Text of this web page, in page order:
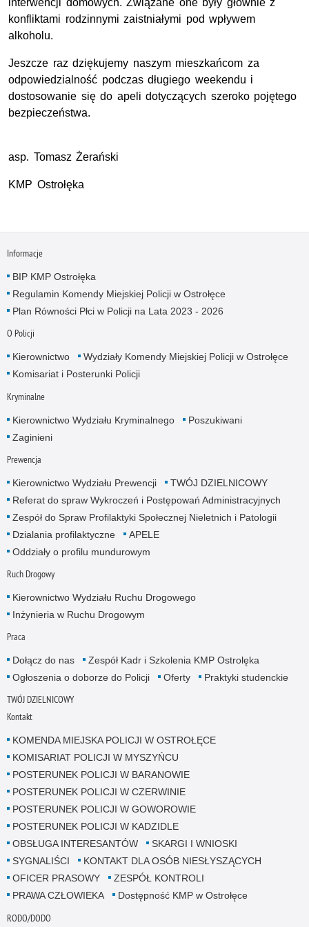
konfliktami rodzinnymi zaistniałymi pod wpływem
alkoholu.
Jeszcze raz dziękujemy naszym mieszkańcom za
odpowiedzialność podczas długiego weekendu i
dostosowanie się do apeli dotyczących szeroko pojętego
bezpieczeństwa.
asp. Tomasz Żerański
KMP Ostrołęka
Informacje
BIP KMP Ostrołęka
Regulamin Komendy Miejskiej Policji w Ostrołęce
Plan Równości Płci w Policji na Lata 2023 - 2026
O Policji
Kierownictwo
Wydziały Komendy Miejskiej Policji w Ostrołęce
Komisariat i Posterunki Policji
Kryminalne
Kierownictwo Wydziału Kryminalnego
Poszukiwani
Zaginieni
Prewencja
Kierownictwo Wydziału Prewencji
TWÓJ DZIELNICOWY
Referat do spraw Wykroczeń i Postępowań Administracyjnych
Zespół do Spraw Profilaktyki Społecznej Nieletnich i Patologii
Dzialania profilaktyczne
APELE
Oddziały o profilu mundurowym
Ruch Drogowy
Kierownictwo Wydziału Ruchu Drogowego
Inżynieria w Ruchu Drogowym
Praca
Dołącz do nas
Zespół Kadr i Szkolenia KMP Ostrolęka
Ogłoszenia o doborze do Policji
Oferty Praktyki studenckie
TWÓJ DZIELNICOWY
Kontakt
KOMENDA MIEJSKA POLICJI W OSTROŁĘCE
KOMISARIAT POLICJI W MYSZYŃCU
POSTERUNEK POLICJI W BARANOWIE
POSTERUNEK POLICJI W CZERWINIE
POSTERUNEK POLICJI W GOWOROWIE
POSTERUNEK POLICJI W KADZIDLE
OBSŁUGA INTERESANTÓW
SKARGI I WNIOSKI
SYGNALIŚCI
KONTAKT DLA OSÓB NIESŁYSZĄCYCH
OFICER PRASOWY
ZESPÓŁ KONTROLI
PRAWA CZŁOWIEKA
Dostępność KMP w Ostrołęce
RODO/DODO